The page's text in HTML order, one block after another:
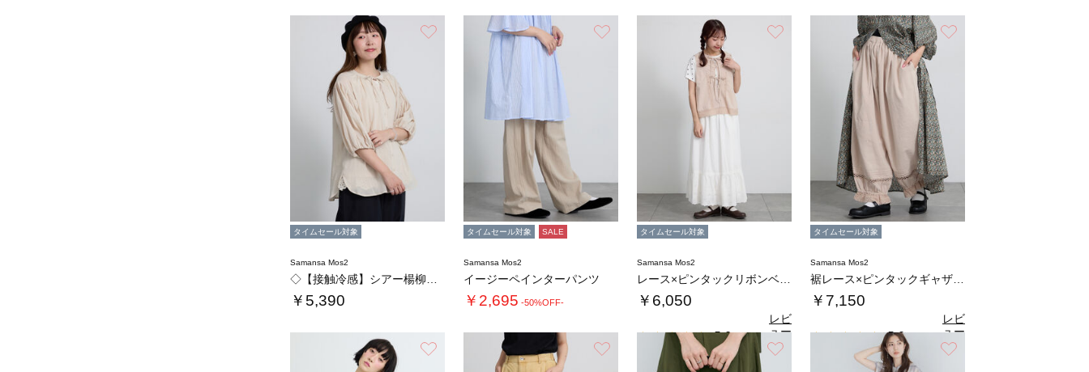
タイムセール対象
Samansa Mos2
￥5,390
タイムセール対象 SALE
Samansa Mos2
イージーペインターパンツ
￥2,695 -50%OFF-
タイムセール対象
Samansa Mos2
￥6,050
5.0（1）
レビ
ュー
を見
る
タイムセール対象
Samansa Mos2
￥7,150
5.0（1）
レビ
ュー
を見
る